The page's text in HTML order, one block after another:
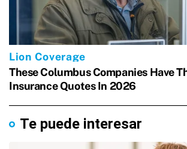
Te puede interesar